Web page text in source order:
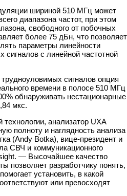
шириной 510 МГц может
диапазона частот, при этом
свободного от побочных
более 75 дБн, что позволяет
параметры линейности
с линейной частотной
сигналов опция
времени в полосе 510 МГц
обнаруживать нестационарные
мкс.
анализатор UXA
полноту и наглядность анализа
(Andy Botka), вице-президент и
СВЧ и коммуникационного
— Высочайшее качество
позволяет разработчику понять,
установить, в какой
или превосходят